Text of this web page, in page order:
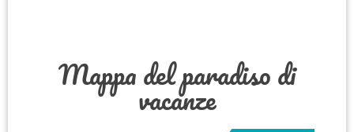
Mappa del paradiso di
vacanze